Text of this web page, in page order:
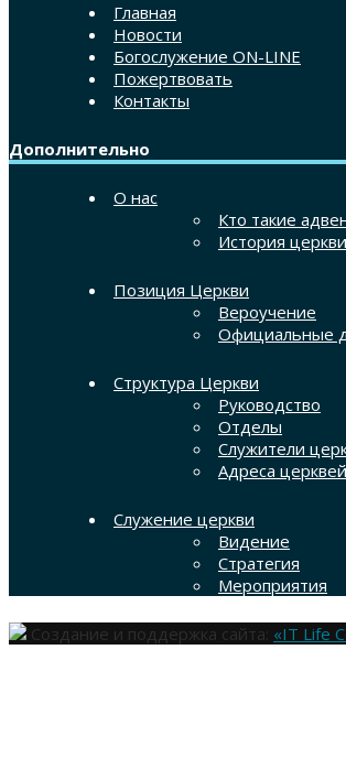
Главная
Новости
Богослужение ON-LINE
Пожертвовать
Контакты
Дополнительно
О нас
Кто такие
История церкви
Позиция Церкви
Вероучение
Официальные
Структура Церкви
Руководство
Отделы
Служители
Адреса церквей
Служение церкви
Видение
Стратегия
Мероприятия
Создание и поддержка сайта: «IT Life